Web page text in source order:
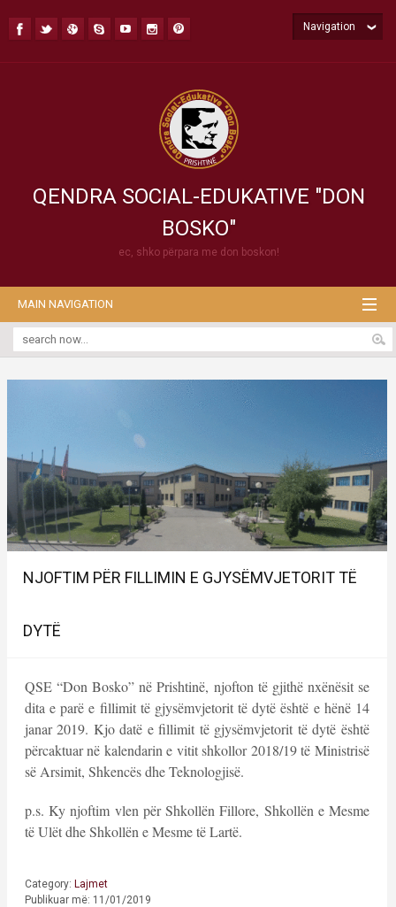
QENDRA SOCIAL-EDUKATIVE "DON
BOSKO"
ec, shko përpara me don boskon!
Navigation
MAIN NAVIGATION
NJOFTIM PËR FILLIMIN E GJYSËMVJETORIT TË
DYTË
QSE “Don Bosko” në Prishtinë, njofton të gjithë nxënësit se
dita e parë e fillimit të gjysëmvjetorit të dytë është e hënë 14
janar 2019. Kjo datë e fillimit të gjysëmvjetorit të dytë është
përcaktuar në kalendarin e vitit shkollor 2018/19 të Ministrisë
së Arsimit, Shkencës dhe Teknologjisë.
p.s. Ky njoftim vlen për Shkollën Fillore, Shkollën e Mesme
të Ulët dhe Shkollën e Mesme të Lartë.
Category: Lajmet
Publikuar më: 11/01/2019